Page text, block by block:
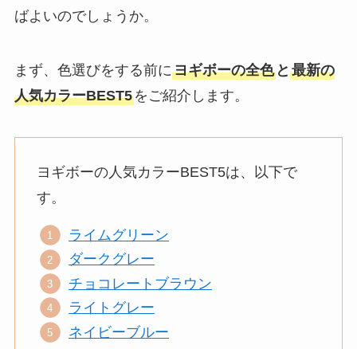
ばよいのでしょうか。
まず、色選びをする前にヨギボーの全色と 最新の
人気カラーBEST5をご紹介します。
ヨギボーの人気カラーBEST5は、以下で
す。
ライムグリーン
ダークグレー
チョコレートブラウン
ライトグレー
ネイビーブルー